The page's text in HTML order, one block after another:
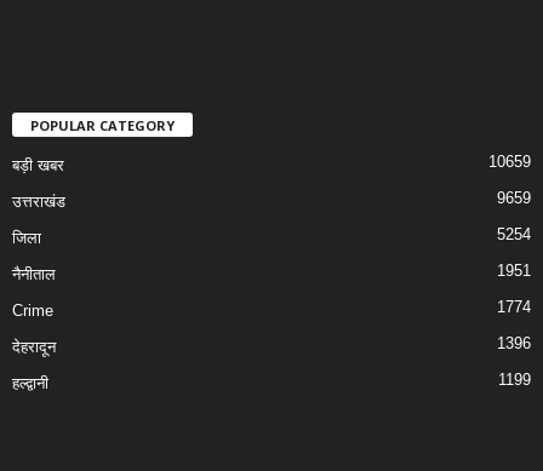
POPULAR CATEGORY
बड़ी खबर 10659
उत्तराखंड 9659
जिला 5254
नैनीताल 1951
Crime 1774
देहरादून 1396
हल्द्वानी 1199